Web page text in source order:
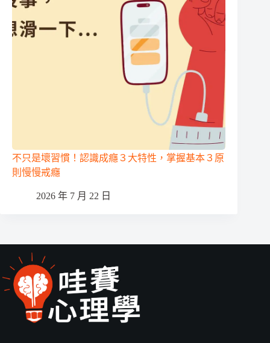
不只是壞習慣！認識成癮３大特性，掌握基本３原
則慢慢戒癮
2026 年 7 月 22 日